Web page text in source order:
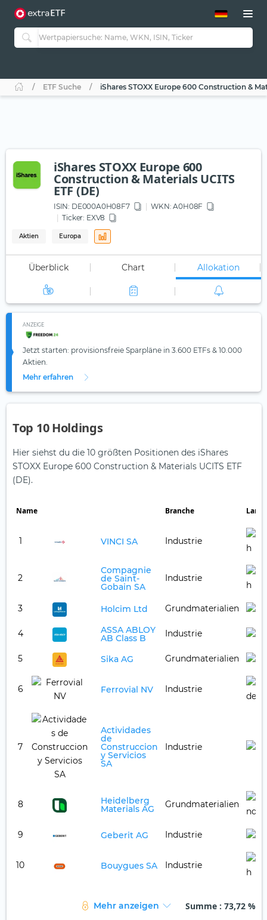
ETF-Guide 2.0
Guide Aktive ETFs
ETF-Sparpläne
ETF Suche iShares STOXX Europe 600 Construction &
iShares STOXX Europe 600
Construction & Materials UCITS
ETF (DE)
ISIN: DE000A0H08F7 WKN: A0H08F
Ticker: EXV8
Aktien Europa
Überblick Chart Allokation
ANZEIGE
Jetzt starten: provisionsfreie Sparpläne in 3.600 ETFs & 10.000
Aktien.
Mehr erfahren
Top 10 Holdings
Hier siehst du die 10 größten Positionen des iShares
STOXX Europe 600 Construction & Materials UCITS ETF
(DE).
Name Branche Land
1 VINCI SA Industrie
2
Compagnie
de Saint-
Gobain SA
Industrie
3 Holcim Ltd Grundmaterialien
4 ASSA ABLOY
AB Class B Industrie
5 Sika AG Grundmaterialien
6 Ferrovial NV Industrie
7
Actividades
de
Construccion
y Servicios
SA
Industrie
8 Heidelberg
Materials AG Grundmaterialien
9 Geberit AG Industrie
10 Bouygues SA Industrie
Mehr anzeigen Summe : 73,72 %